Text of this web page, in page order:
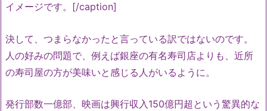
イメージです。[/caption]
決して、つまらなかったと言っている訳ではないのです。
人の好みの問題で、例えば銀座の有名寿司店よりも、近所
の寿司屋の方が美味いと感じる人がいるように。
発行部数一億部、映画は興行収入150億円超という驚異的な